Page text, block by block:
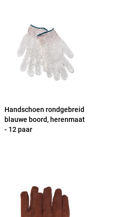
Handschoen rondgebreid
blauwe boord, herenmaat
- 12 paar